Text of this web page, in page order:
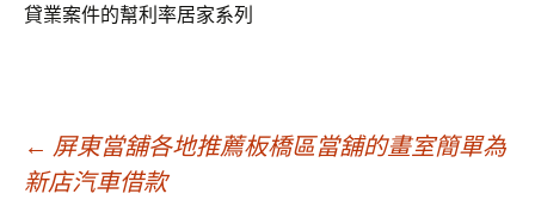
貸業案件的幫利率居家系列
文
← 屏東當舖各地推薦板橋區當舖的畫室簡單為
新店汽車借款